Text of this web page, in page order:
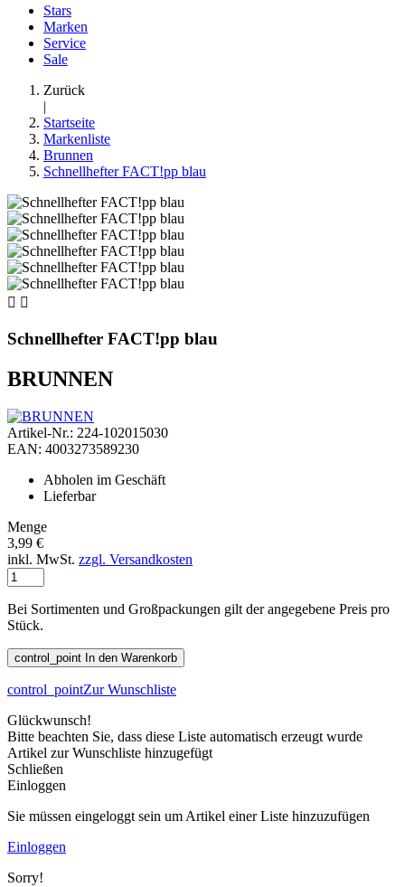
Stars
Marken
Service
Sale
Zurück
|
Startseite
Markenliste
Brunnen
Schnellhefter FACT!pp blau
 
Schnellhefter FACT!pp blau
BRUNNEN
Artikel-Nr.: 224-102015030
EAN: 4003273589230
Abholen im Geschäft
Lieferbar
Menge
3,99 €
inkl. MwSt. zzgl. Versandkosten
Bei Sortimenten und Großpackungen gilt der angegebene Preis pro
Stück.
control_point In den Warenkorb
control_pointZur Wunschliste
Glückwunsch!
Bitte beachten Sie, dass diese Liste automatisch erzeugt wurde
Artikel zur Wunschliste hinzugefügt
Schließen
Einloggen
Sie müssen eingeloggt sein um Artikel einer Liste hinzuzufügen
Einloggen
Sorry!